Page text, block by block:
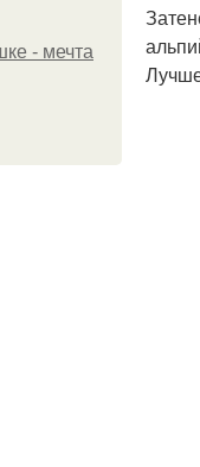
- мечта